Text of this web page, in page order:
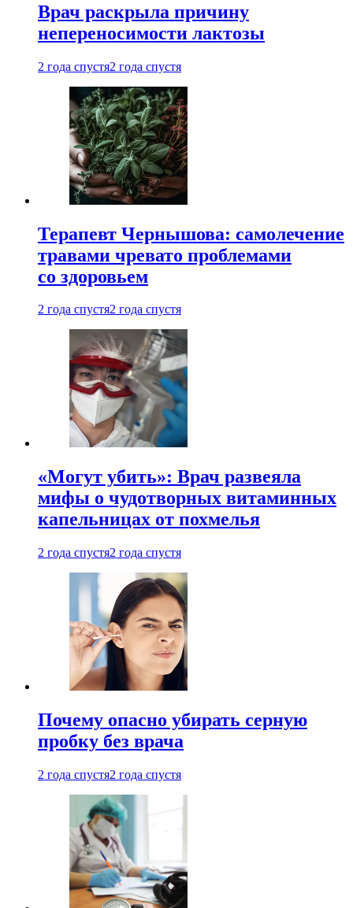
Врач раскрыла причину
непереносимости лактозы
2 года спустя2 года спустя
Терапевт Чернышова: самолечение
травами чревато проблемами
со здоровьем
2 года спустя2 года спустя
«Могут убить»: Врач развеяла
мифы о чудотворных витаминных
капельницах от похмелья
2 года спустя2 года спустя
Почему опасно убирать серную
пробку без врача
2 года спустя2 года спустя